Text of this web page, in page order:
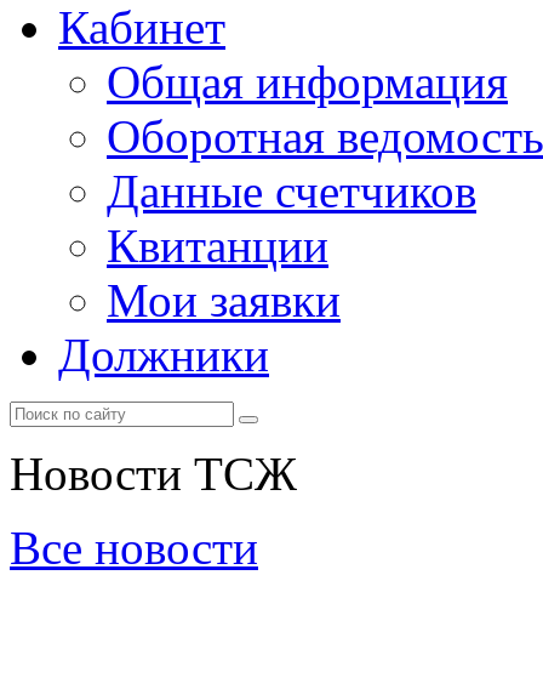
Кабинет
Общая информация
Оборотная ведомость
Данные счетчиков
Квитанции
Мои заявки
Должники
Новости ТСЖ
Все новости